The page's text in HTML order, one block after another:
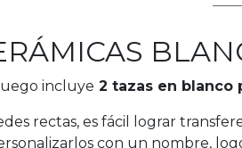
incluye 2 tazas en blanco
rectas, es fácil lograr
con un nombre,